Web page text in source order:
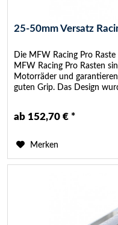
25-50mm Versatz
Die MFW Racing Pro
MFW Racing Pro Rasten
Motorräder und
guten Grip. Das Design
ab 152,70 € *
Merken